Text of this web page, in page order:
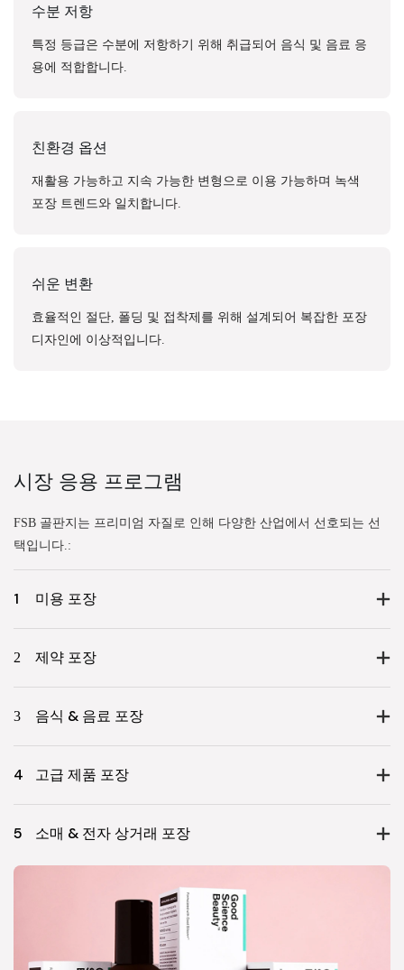
수분 저항
특정 등급은 수분에 저항하기 위해 취급되어 음식 및 음료 응
용에 적합합니다.
친환경 옵션
재활용 가능하고 지속 가능한 변형으로 이용 가능하며 녹색
포장 트렌드와 일치합니다.
쉬운 변환
효율적인 절단, 폴딩 및 접착제를 위해 설계되어 복잡한 포장
디자인에 이상적입니다.
시장 응용 프로그램
FSB 골판지는 프리미엄 자질로 인해 다양한 산업에서 선호되는 선
택입니다.:
1 미용 포장
2 제약 포장
3 음식 & 음료 포장
4 고급 제품 포장
5 소매 & 전자 상거래 포장